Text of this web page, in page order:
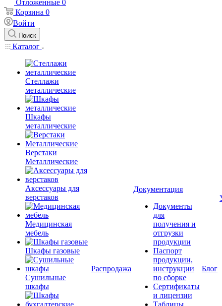
Отложенные 0
Корзина 0
Войти
Поиск
Каталог
Стеллажи
металлические
Шкафы
металлические
Верстаки
Металлические
Аксессуары для
верстаков
Медицинская
мебель
Шкафы газовые
Сушильные
шкафы
Распродажа
Документация
Документы
для
получения и
отгрузки
продукции
Паспорт
продукции,
инструкции
по сборке
Сертификаты
и лицензии
Таблицы
Блог